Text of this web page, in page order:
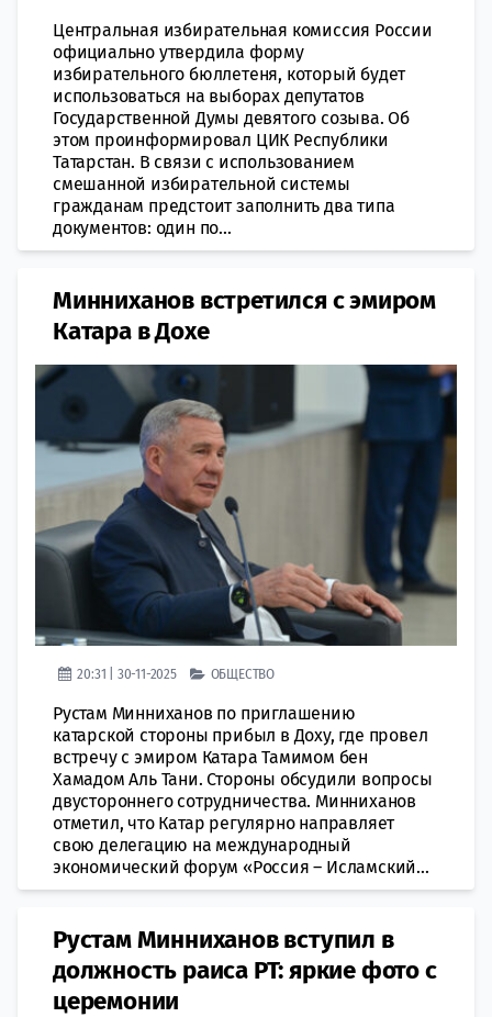
Центральная избирательная комиссия России
официально утвердила форму
избирательного бюллетеня, который будет
использоваться на выборах депутатов
Государственной Думы девятого созыва. Об
этом проинформировал ЦИК Республики
Татарстан. В связи с использованием
смешанной избирательной системы
гражданам предстоит заполнить два типа
документов: один по...
Минниханов встретился с эмиром
Катара в Дохе
20:31 | 30-11-2025 ОБЩЕСТВО
Рустам Минниханов по приглашению
катарской стороны прибыл в Доху, где провел
встречу с эмиром Катара Тамимом бен
Хамадом Аль Тани. Стороны обсудили вопросы
двустороннего сотрудничества. Минниханов
отметил, что Катар регулярно направляет
свою делегацию на международный
экономический форум «Россия – Исламский...
Рустам Минниханов вступил в
должность раиса РТ: яркие фото с
церемонии